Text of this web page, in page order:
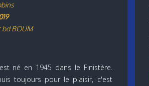
bd BOUM
né en 1945 dans le Finistère.
toujours pour le plaisir, c'est